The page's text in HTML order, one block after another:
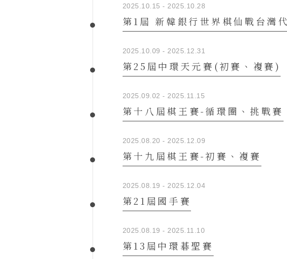
2025.10.15 - 2025.10.28
第1屆 新韓銀行世界棋仙戰台灣
2025.10.09 - 2025.12.31
第25屆中環天元賽(初賽、複賽)
2025.09.02 - 2025.11.15
第十八屆棋王賽-循環圈、挑戰賽
2025.08.20 - 2025.12.09
第十九屆棋王賽-初賽、複賽
2025.08.19 - 2025.12.04
第21屆國手賽
2025.08.19 - 2025.11.10
第13屆中環碁聖賽